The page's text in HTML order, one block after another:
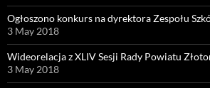
Ogłoszono konkurs na dyrektora Zespołu
3 May 2018
Wideorelacja z XLIV Sesji Rady Powiatu
3 May 2018